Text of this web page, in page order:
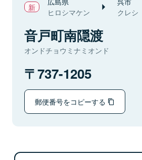
ヒロシマケン クレシ
音戸町南隠渡
オンドチョウミナミオンド
737-1205
郵便番号をコピーする